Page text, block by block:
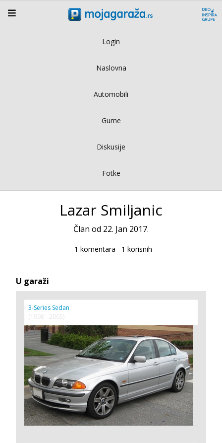
Login
Naslovna
Automobili
Gume
Diskusije
Fotke
Lazar Smiljanic
Član od 22. Jan 2017.
1 komentara 1 korisnih
U garaži
3-Series Sedan
(1998 - 2005)